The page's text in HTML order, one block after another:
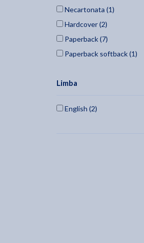
Necartonata (1)
Hardcover (2)
Paperback (7)
Paperback softback (1)
Limba
English (2)